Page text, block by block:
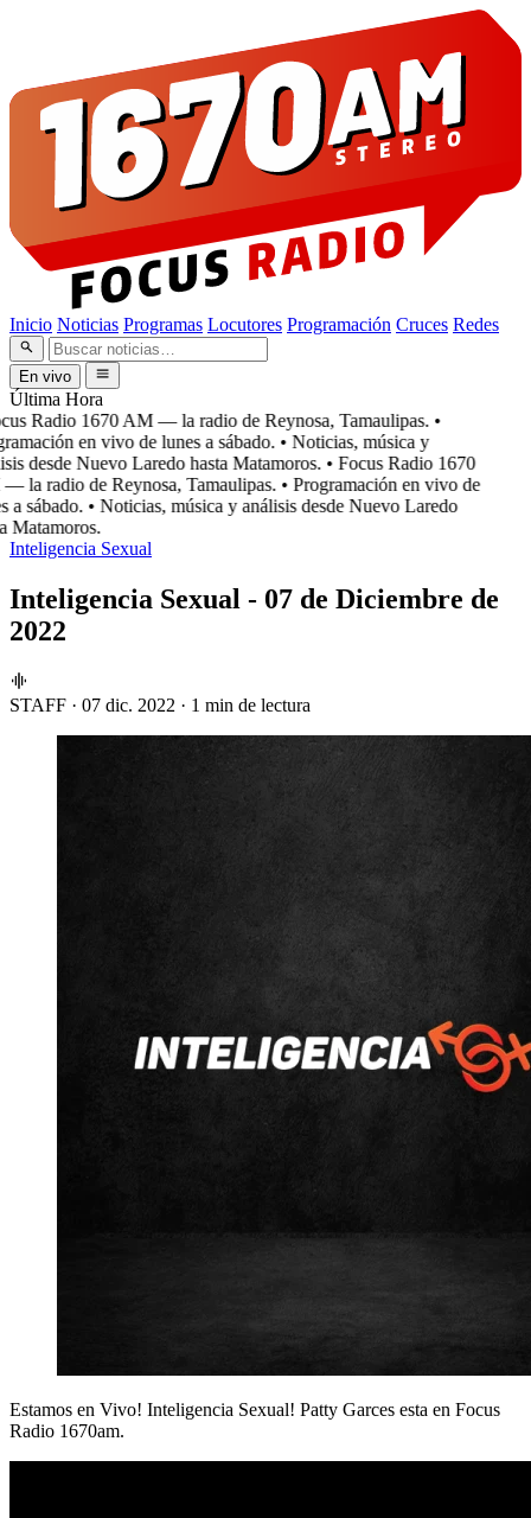
Inicio Noticias Programas Locutores Programación Cruces Redes
En vivo
Última Hora
Radio 1670 AM — la radio de Reynosa, Tamaulipas. •
en vivo de lunes a sábado. • Noticias, música y
desde Nuevo Laredo hasta Matamoros. • Focus Radio 1670
la radio de Reynosa, Tamaulipas. • Programación en vivo de
a sábado. • Noticias, música y análisis desde Nuevo Laredo
Matamoros.
Inteligencia Sexual
Inteligencia Sexual - 07 de Diciembre de
2022
STAFF · 07 dic. 2022 · 1 min de lectura
Estamos en Vivo! Inteligencia Sexual! Patty Garces esta en Focus
Radio 1670am.